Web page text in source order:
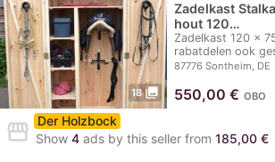
18 photo_library
Zadelkast
hout 120…
Zadelkast 120 x
rabatdelen ook
87776 Sontheim, DE
550,00 € OBO
storefront
Der Holzbock
Show 4 ads by this seller from 185,00 €